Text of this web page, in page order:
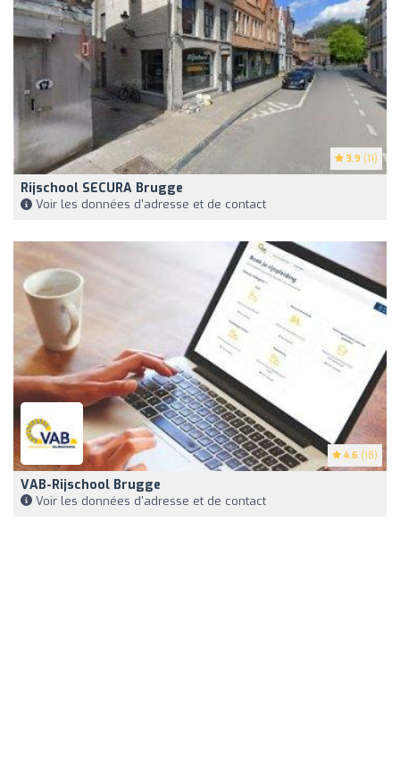
3.9 (11)
Rijschool SECURA Brugge
Voir les données d'adresse et de contact
4.6 (18)
VAB-Rijschool Brugge
Voir les données d'adresse et de contact